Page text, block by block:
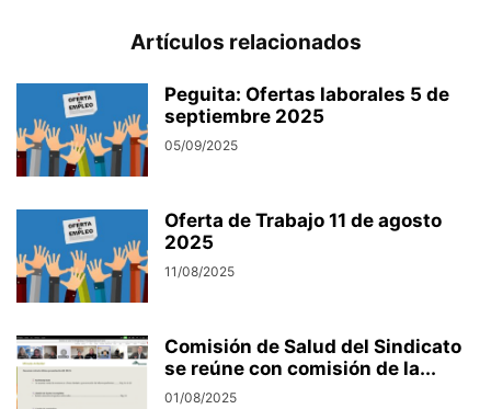
Artículos relacionados
Peguita: Ofertas laborales 5 de
septiembre 2025
05/09/2025
Oferta de Trabajo 11 de agosto
2025
11/08/2025
Comisión de Salud del Sindicato
se reúne con comisión de la...
01/08/2025